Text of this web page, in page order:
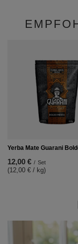
Yerba Mate Guarani
12,00 € / Set
(12,00 € / kg)